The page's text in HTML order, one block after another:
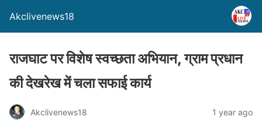
Akclivenews18
राजघाट पर विशेष स्वच्छता अभियान, ग्राम प्रधान
की देखरेख में चला सफाई कार्य
Akclivenews18 1 year ago